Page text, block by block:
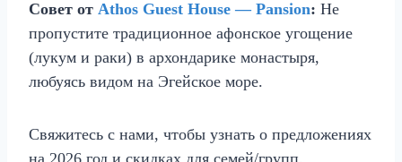
Совет от Athos Guest House — Pansion: Не
пропустите традиционное афонское угощение
(лукум и раки) в архондарике монастыря,
любуясь видом на Эгейское море.
Свяжитесь с нами, чтобы узнать о предложениях